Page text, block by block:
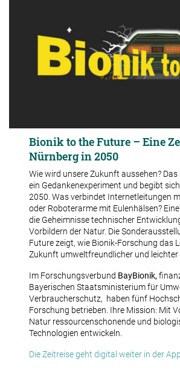
Bionik to the Future – Eine
Nürnberg in 2050
Wie wird unsere Zukunft aussehen?
ein Gedankenexperiment und begibt
2050. Was verbindet Internetleitungen
oder Roboterarme mit Eulenhälsen?
die Geheimnisse technischer
Vorbildern der Natur. Die
Future zeigt, wie Bionik-Forschung das
Zukunft umweltfreundlicher und leichter
Im Forschungsverbund BayBionik,
Bayerischen Staatsministerium für
Verbraucherschutz, haben fünf
Forschung betrieben. Ihre Mission: Mit
Natur ressourcenschonende und
Technologien entwickeln.
Die Zeitreise geht digital weiter in der